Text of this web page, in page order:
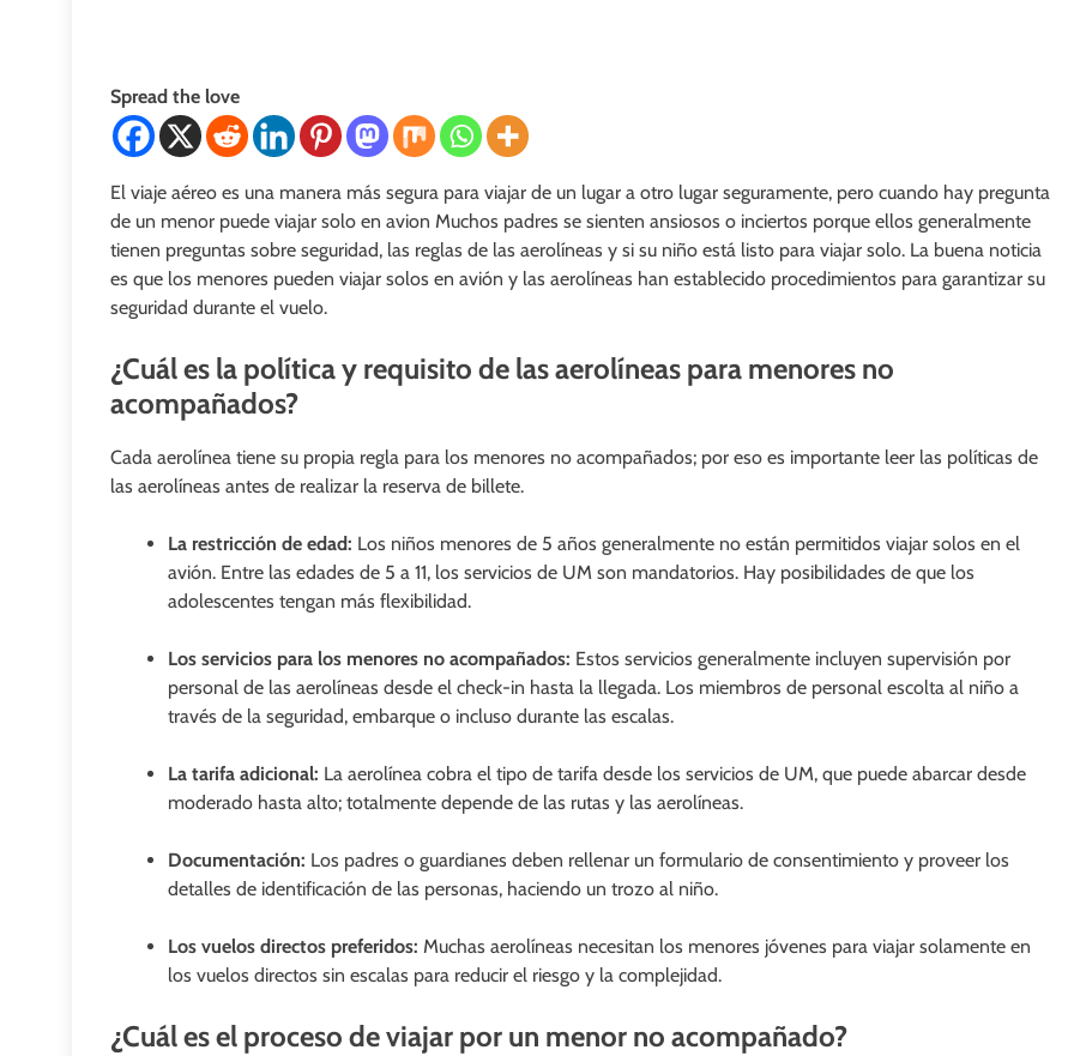
Spread the love
El viaje aéreo es una manera más segura para viajar de un lugar a otro lugar seguramente, pero cuando hay pregunta
de un menor puede viajar solo en avion Muchos padres se sienten ansiosos o inciertos porque ellos generalmente
tienen preguntas sobre seguridad, las reglas de las aerolíneas y si su niño está listo para viajar solo. La buena noticia
es que los menores pueden viajar solos en avión y las aerolíneas han establecido procedimientos para garantizar su
seguridad durante el vuelo.
¿Cuál es la política y requisito de las aerolíneas para menores no
acompañados?
Cada aerolínea tiene su propia regla para los menores no acompañados; por eso es importante leer las políticas de
las aerolíneas antes de realizar la reserva de billete.
La restricción de edad: Los niños menores de 5 años generalmente no están permitidos viajar solos en el
avión. Entre las edades de 5 a 11, los servicios de UM son mandatorios. Hay posibilidades de que los
adolescentes tengan más flexibilidad.
Los servicios para los menores no acompañados: Estos servicios generalmente incluyen supervisión por
personal de las aerolíneas desde el check-in hasta la llegada. Los miembros de personal escolta al niño a
través de la seguridad, embarque o incluso durante las escalas.
La tarifa adicional: La aerolínea cobra el tipo de tarifa desde los servicios de UM, que puede abarcar desde
moderado hasta alto; totalmente depende de las rutas y las aerolíneas.
Documentación: Los padres o guardianes deben rellenar un formulario de consentimiento y proveer los
detalles de identificación de las personas, haciendo un trozo al niño.
Los vuelos directos preferidos: Muchas aerolíneas necesitan los menores jóvenes para viajar solamente en
los vuelos directos sin escalas para reducir el riesgo y la complejidad.
¿Cuál es el proceso de viajar por un menor no acompañado?